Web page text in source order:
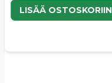
LISÄÄ OSTOSKORIIN